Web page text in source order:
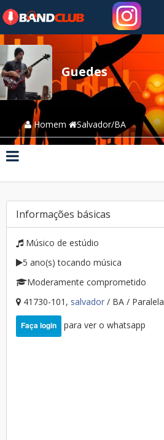
Guedes
Homem Salvador/BA
Informações básicas
Músico de estúdio
5 ano(s) tocando música
Moderamente comprometido
41730-101, salvador / BA / Paralela
Faça login para ver o whatsapp